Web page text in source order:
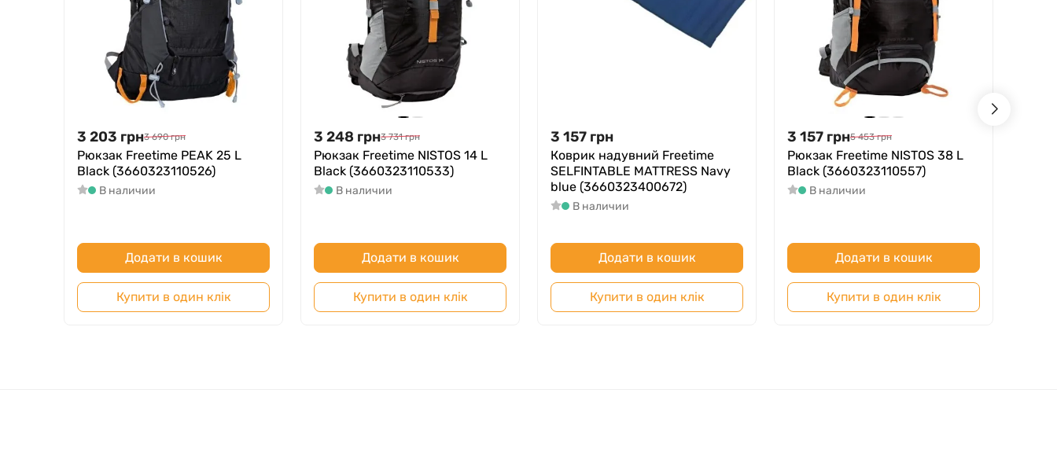
3 203 грн3 690 грн
Рюкзак Freetime PEAK 25 L
Black (3660323110526)
В наличии
Додати в кошик
Купити в один клік
3 248 грн3 731 грн
Рюкзак Freetime NISTOS 14 L
Black (3660323110533)
В наличии
Додати в кошик
Купити в один клік
3 157 грн
Коврик надувний Freetime
SELFINTABLE MATTRESS Navy
blue (3660323400672)
В наличии
Додати в кошик
Купити в один клік
3 157 грн5 453 грн
Рюкзак Freetime NISTOS 38 L
Black (3660323110557)
В наличии
Додати в кошик
Купити в один клік